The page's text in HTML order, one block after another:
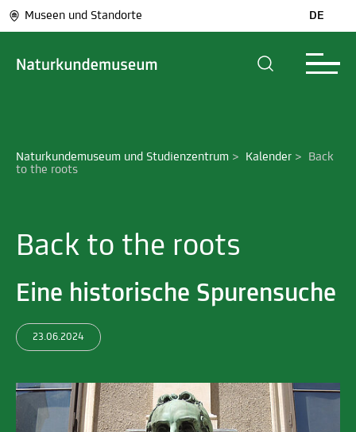
Museen und Standorte DE
Naturkundemuseum und Studienzentrum > Kalender >
Back
to the roots
Back to the roots
Eine historische Spurensuche
23.06.2024